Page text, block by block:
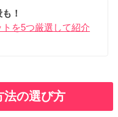
！
トを5つ厳選して紹介
法の選び方